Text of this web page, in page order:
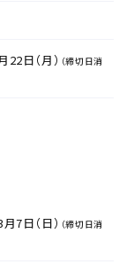
日（月） （締切日消
7日（日） （締切日消